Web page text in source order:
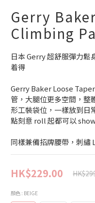
Gerry
Climbing
日本 Gerry 超舒服彈力鬆
着得
Gerry Baker Loose
管，大腿位更多空間，整
形工裝袋位，一樣放到日
點刻意 roll 起都可以
同樣兼備招牌腰帶，刺繡
HK$229.00
顏色 : BEIGE